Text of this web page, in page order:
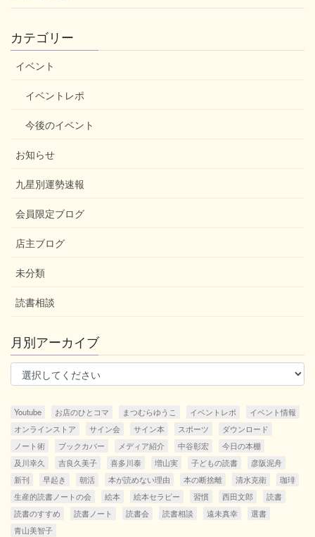
カテゴリー
イベント
イベントレポ
今後のイベント
お知らせ
九星別運勢速報
会員限定ブログ
店主ブログ
未分類
読書相談
月別アーカイブ
Youtube お店のひとコマ まつむらゆうこ イベントレポ
イベント情報
オンラインストア
サイン会 サイン本 スポーツ
ダウンロード
ノート術
ブックカバー メディア紹介 中谷彰宏
今日の本棚
及川幸久
吉良久美子 喜多川泰 増山実 子どもの読書
彦阪泥舟
新刊
早起き 朝活 本が読めない理由 本の断捨離 清水克衛
珈琲
生産的読書ノートの会
絵本 絵本セラピー 習慣 西田文郎
読書
読書のすすめ
読書ノート 読書会 読書相談 遠未真幸
選書
青山美智子